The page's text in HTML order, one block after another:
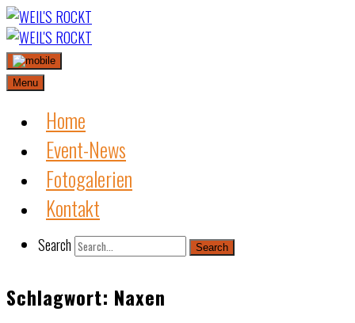
Skip
to
content
Menu
Home
Event-News
Fotogalerien
Kontakt
Search Search
Schlagwort: Naxen